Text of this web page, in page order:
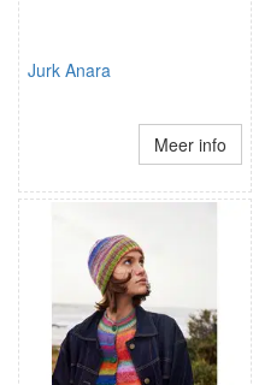
Jurk Anara
Meer info